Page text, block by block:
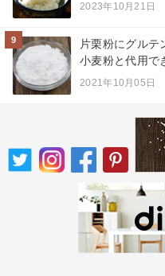
2023年10月21日
9
片栗粉にグルテ
小麦粉と代用で
2021年10月05日